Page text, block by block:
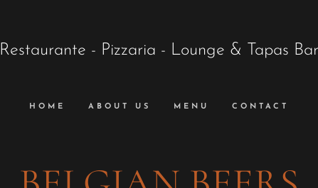
Restaurante - Pizzaria - Lounge & Tapas Bar
HOME ABOUT US MENU CONTACT